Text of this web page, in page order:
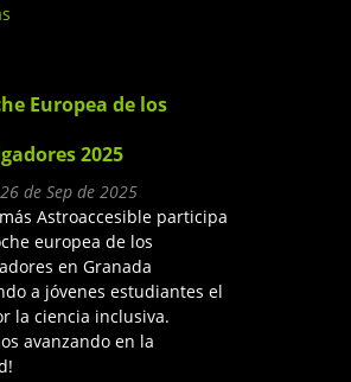
Europea de los
2025
de Sep de 2025
Astroaccesible participa
europea de los
en Granada
a jóvenes estudiantes el
la ciencia inclusiva.
avanzando en la